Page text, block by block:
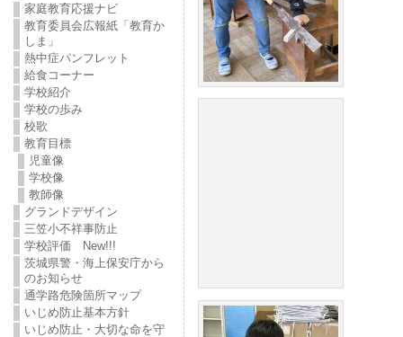
家庭教育応援ナビ
教育委員会広報紙「教育か
しま」
熱中症パンフレット
給食コーナー
学校紹介
学校の歩み
校歌
教育目標
児童像
学校像
教師像
グランドデザイン
三笠小不祥事防止
学校評価 New!!!
茨城県警・海上保安庁から
のお知らせ
通学路危険箇所マップ
いじめ防止基本方針
いじめ防止・大切な命を守